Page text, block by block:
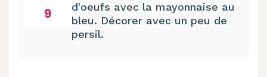
9
d'oeufs avec la mayonnaise au
bleu. Décorer avec un peu de
persil.